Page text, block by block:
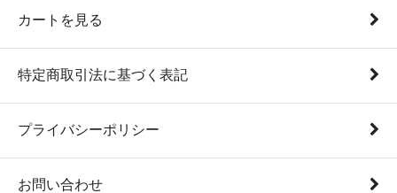
カートを見る
特定商取引法に基づく表記
プライバシーポリシー
お問い合わせ